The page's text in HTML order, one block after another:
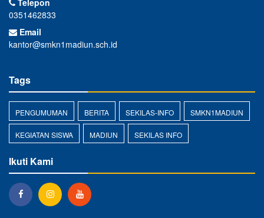
0351462833
Email
kantor@smkn1madiun.sch.id
Tags
PENGUMUMAN BERITA SEKILAS-INFO SMKN1MADIUN
KEGIATAN SISWA MADIUN SEKILAS INFO
Ikuti Kami